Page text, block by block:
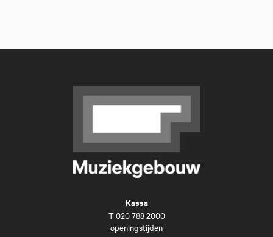
Kassa
T 020 788 2000
openingstijden